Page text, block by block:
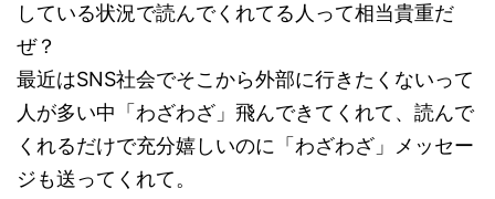
している状況で読んでくれてる人って相当貴重だ
ぜ？
最近はSNS社会でそこから外部に行きたくないって
人が多い中「わざわざ」飛んできてくれて、読んで
くれるだけで充分嬉しいのに「わざわざ」メッセー
ジも送ってくれて。